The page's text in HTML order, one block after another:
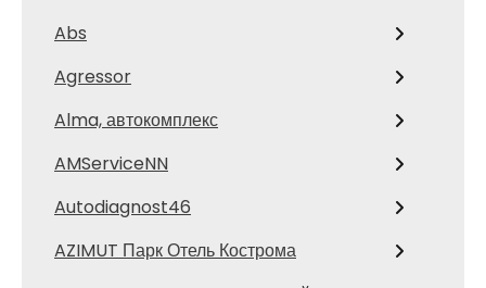
Abs
Agressor
Alma, автокомплекс
AMServiceNN
Autodiagnost46
AZIMUT Парк Отель Кострома